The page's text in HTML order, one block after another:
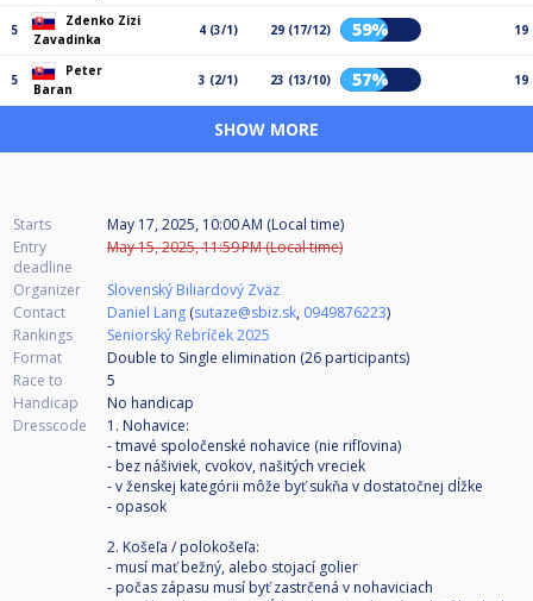
5
Zdenko Zizi
Zavadinka
4 (3/1) 29 (17/12) 59% 19
5
Peter
Baran
3 (2/1) 23 (13/10) 57% 19
SHOW MORE
Starts
May 17, 2025, 10:00 AM (Local time)
Entry
deadline
May 15, 2025, 11:59 PM (Local time)
Organizer
Slovenský Biliardový Zväz
Contact
Daniel Lang (sutaze@sbiz.sk, 0949876223)
Rankings
Seniorský Rebríček 2025
Format
Double to Single elimination (26 participants)
Race to
5
Handicap
No handicap
Dresscode
1. Nohavice:
- tmavé spoločenské nohavice (nie rifľovina)
- bez nášiviek, cvokov, našitých vreciek
- v ženskej kategórii môže byť sukňa v dostatočnej dĺžke
- opasok
2. Košeľa / polokošeľa:
- musí mať bežný, alebo stojací golier
- počas zápasu musí byť zastrčená v nohaviciach